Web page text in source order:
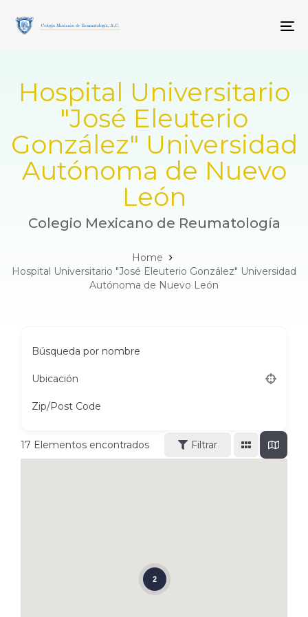
links
primary
contentHospital Universitario
"José Eleuterio
González" Universidad
Autónoma de Nuevo
León
Colegio Mexicano de Reumatología
Home
Hospital Universitario "José Eleuterio González" Universidad
Autónoma de Nuevo León
Búsqueda por nombre
Ubicación
Zip/Post Code
17 Elementos encontrados Filtrar
2